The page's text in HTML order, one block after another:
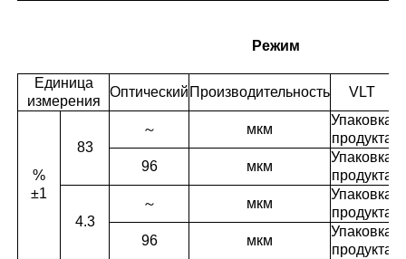
Режим
Единица
измерения
Оптический Производительность VLT
%
±1
83
～ мкм
Упаковка
продукта
96
мкм
Упаковка
продукта
4.3
～ мкм
Упаковка
продукта
96
мкм
Упаковка
продукта